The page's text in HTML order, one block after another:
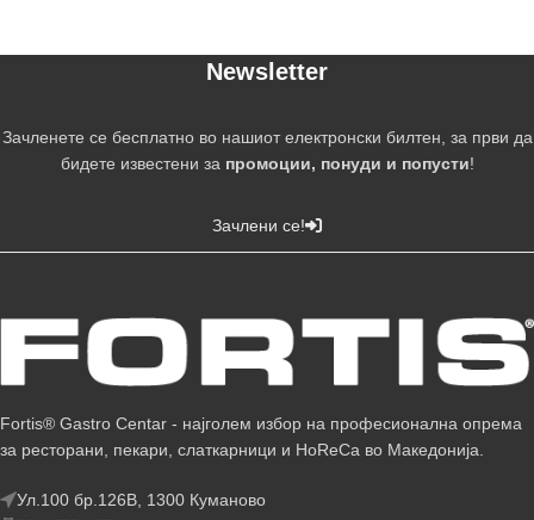
Newsletter
Зачленете се бесплатно во нашиот електронски билтен, за први да
бидете известени за промоции, понуди и попусти!
Зачлени се!
Fortis® Gastro Centar - најголем избор на професионална опрема
за ресторани, пекари, слаткарници и HoReCa во Македонија.
Ул.100 бр.126В, 1300 Куманово